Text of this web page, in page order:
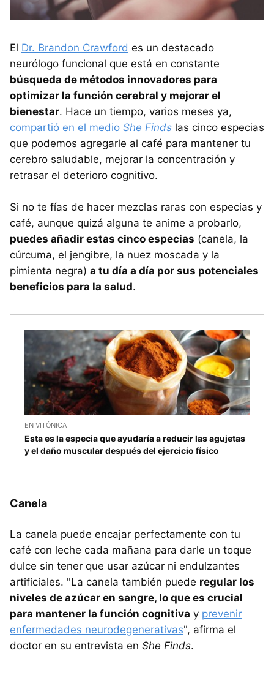
El Dr. Brandon Crawford es un destacado
neurólogo funcional que está en constante
búsqueda de métodos innovadores para
optimizar la función cerebral y mejorar el
bienestar. Hace un tiempo, varios meses ya,
compartió en el medio She Finds las cinco especias
que podemos agregarle al café para mantener tu
cerebro saludable, mejorar la concentración y
retrasar el deterioro cognitivo.
Si no te fías de hacer mezclas raras con especias y
café, aunque quizá alguna te anime a probarlo,
puedes añadir estas cinco especias (canela, la
cúrcuma, el jengibre, la nuez moscada y la
pimienta negra) a tu día a día por sus potenciales
beneficios para la salud.
EN VITÓNICA
Esta es la especia que ayudaría a reducir las agujetas
y el daño muscular después del ejercicio físico
Canela
La canela puede encajar perfectamente con tu
café con leche cada mañana para darle un toque
dulce sin tener que usar azúcar ni endulzantes
artificiales. "La canela también puede regular los
niveles de azúcar en sangre, lo que es crucial
para mantener la función cognitiva y prevenir
enfermedades neurodegenerativas", afirma el
doctor en su entrevista en She Finds.